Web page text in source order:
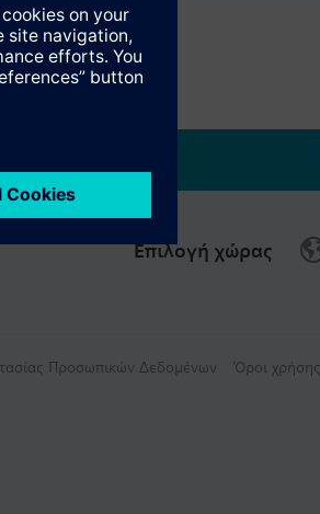
Επιλογή χώρας
Προσωπικών Δεδομένων Όροι χρήσης